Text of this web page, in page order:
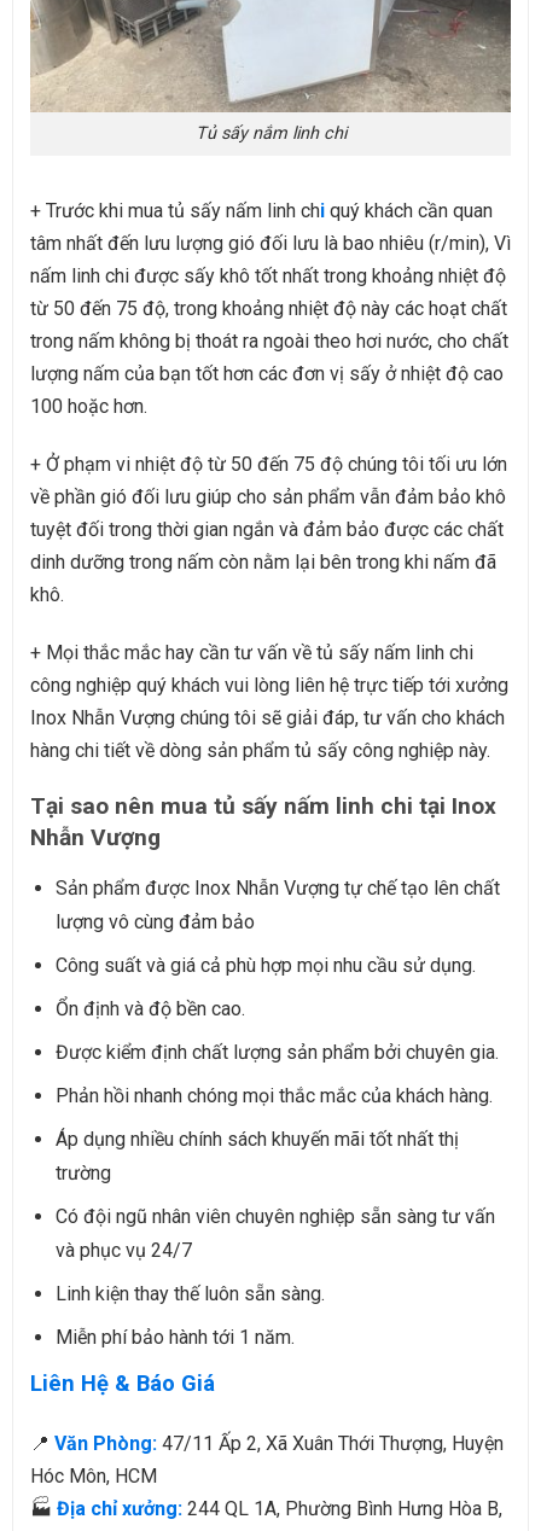
Tủ sấy nắm linh chi
+ Trước khi muatủ sấy nấm linh chiquý khách cần quan
tâm nhất đến lưu lượng gió đối lưu là bao nhiêu (r/min), Vì
nấm linh chi được sấy khô tốt nhất trong khoảng nhiệt độ
từ 50 đến 75 độ, trong khoảng nhiệt độ này các hoạt chất
trong nấm không bị thoát ra ngoài theo hơi nước, cho chất
lượng nấm của bạn tốt hơn các đơn vị sấy ở nhiệt độ cao
100 hoặc hơn.
+ Ở phạm vi nhiệt độ từ 50 đến 75 độ chúng tôi tối ưu lớn
về phần gió đối lưu giúp cho sản phẩm vẫn đảm bảo khô
tuyệt đối trong thời gian ngắn và đảm bảo được các chất
dinh dưỡng trong nấm còn nằm lại bên trong khi nấm đã
khô.
+ Mọi thắc mắc hay cần tư vấn vềtủ sấy nấm linh chi
công nghiệp quý khách vui lòng liên hệ trực tiếp tới xưởng
Inox Nhẫn Vượng chúng tôi sẽ giải đáp, tư vấn cho khách
hàng chi tiết về dòng sản phẩm tủ sấy công nghiệp này.
Tại sao nên mua tủ sấy nấm linh chi tại Inox
Nhẫn Vượng
Sản phẩm được Inox Nhẫn Vượng tự chế tạo lên chất
lượng vô cùng đảm bảo
Công suất và giá cả phù hợp mọi nhu cầu sử dụng.
Ổn định và độ bền cao.
Được kiểm định chất lượng sản phẩm bởi chuyên gia.
Phản hồi nhanh chóng mọi thắc mắc của khách hàng.
Áp dụng nhiều chính sách khuyến mãi tốt nhất thị
trường
Có đội ngũ nhân viên chuyên nghiệp sẵn sàng tư vấn
và phục vụ 24/7
Linh kiện thay thế luôn sẵn sàng.
Miễn phí bảo hành tới 1 năm.
Liên Hệ & Báo Giá
📍 Văn Phòng:47/11 Ấp 2, Xã Xuân Thới Thượng, Huyện
Hóc Môn, HCM
🏭 Địa chỉ xưởng:244 QL 1A, Phường Bình Hưng Hòa B,